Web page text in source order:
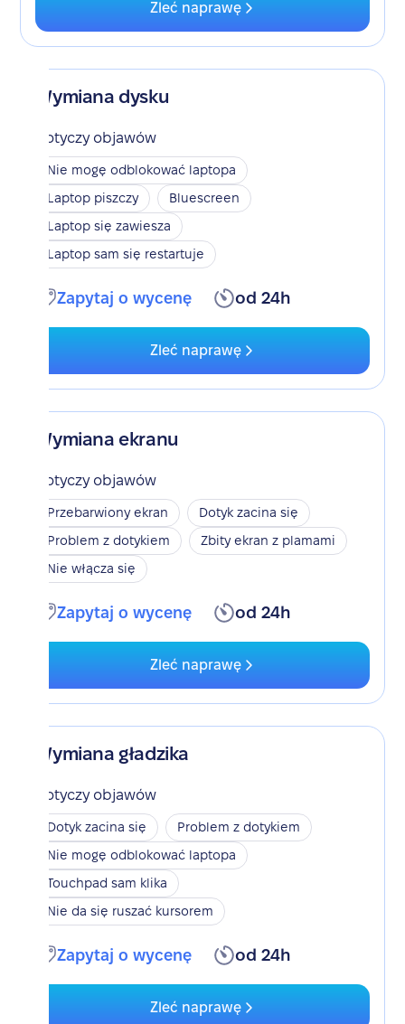
Zleć naprawę
Wymiana dysku
Dotyczy objawów
Nie mogę odblokować laptopa
Laptop piszczy
Bluescreen
Laptop się zawiesza
Laptop sam się restartuje
Zapytaj o wycenę od 24h
Zleć naprawę
Wymiana ekranu
Dotyczy objawów
Przebarwiony ekran
Dotyk zacina się
Problem z dotykiem
Zbity ekran z plamami
Nie włącza się
Zapytaj o wycenę od 24h
Zleć naprawę
Wymiana gładzika
Dotyczy objawów
Dotyk zacina się
Problem z dotykiem
Nie mogę odblokować laptopa
Touchpad sam klika
Nie da się ruszać kursorem
Zapytaj o wycenę od 24h
Zleć naprawę